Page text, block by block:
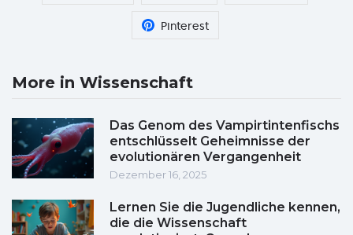
Pinterest
More in Wissenschaft
Das Genom des Vampirtintenfischs
entschlüsselt Geheimnisse der
evolutionären Vergangenheit
Dezember 16, 2025
Lernen Sie die Jugendliche kennen,
die die Wissenschaft